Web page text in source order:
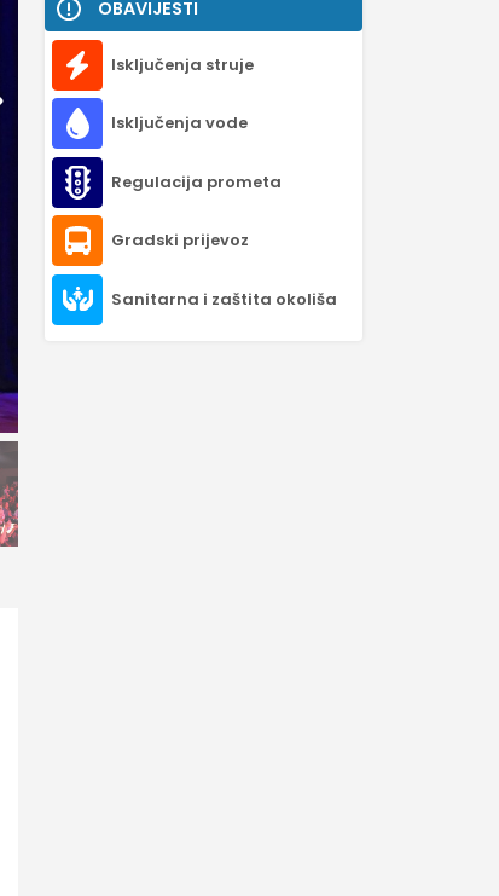
OBAVIJESTI
Isključenja struje
Isključenja vode
Regulacija prometa
Gradski prijevoz
Sanitarna i zaštita okoliša